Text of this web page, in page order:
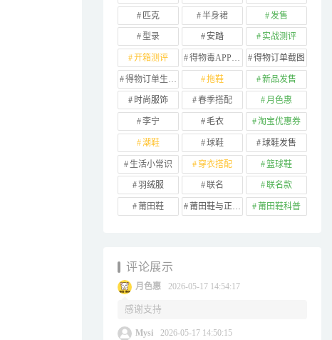
匹克 半身裙 发售
型录 安踏 实战测评
开箱测评 得物毒APP订单 得物订单截图
得物订单生成器 拖鞋 新品发售
时尚服饰 春季搭配 月色惠
李宁 毛衣 淘宝优惠券
潮鞋 球鞋 球鞋发售
生活小常识 穿衣搭配 篮球鞋
羽绒服 联名 联名款
莆田鞋 莆田鞋与正品对比 莆田鞋科普
评论展示
月色惠 2026-05-17 14:54:17
感谢支持
Mysi 2026-05-17 14:50:15